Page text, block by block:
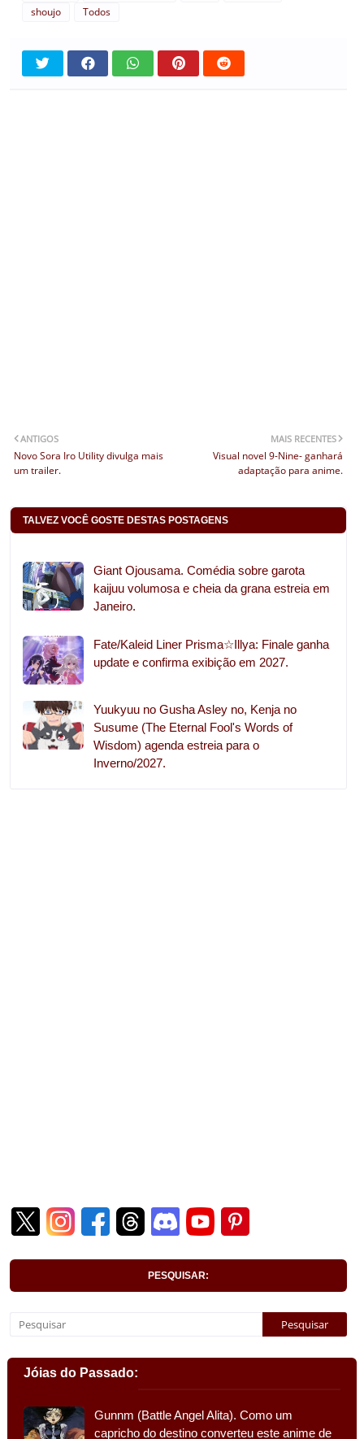
shoujo
Todos
MAIS RECENTES
Visual novel 9-Nine- ganhará
adaptação para anime.
ANTIGOS
Novo Sora Iro Utility divulga mais
um trailer.
TALVEZ VOCÊ GOSTE DESTAS POSTAGENS
Giant Ojousama. Comédia sobre garota
kaijuu volumosa e cheia da grana estreia em
Janeiro.
Fate/Kaleid Liner Prisma☆Illya: Finale ganha
update e confirma exibição em 2027.
Yuukyuu no Gusha Asley no, Kenja no
Susume (The Eternal Fool's Words of
Wisdom) agenda estreia para o
Inverno/2027.
PESQUISAR:
Jóias do Passado:
Gunnm (Battle Angel Alita). Como um
capricho do destino converteu este anime de